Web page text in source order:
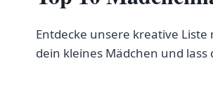
Entdecke unsere kreative
dein kleines Mädchen und